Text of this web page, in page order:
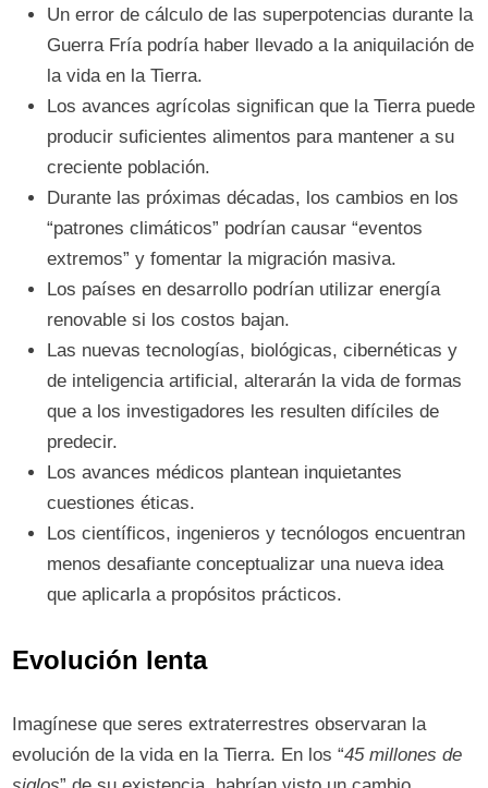
Un error de cálculo de las superpotencias durante la
Guerra Fría podría haber llevado a la aniquilación de
la vida en la Tierra.
Los avances agrícolas significan que la Tierra puede
producir suficientes alimentos para mantener a su
creciente población.
Durante las próximas décadas, los cambios en los
“patrones climáticos” podrían causar “eventos
extremos” y fomentar la migración masiva.
Los países en desarrollo podrían utilizar energía
renovable si los costos bajan.
Las nuevas tecnologías, biológicas, cibernéticas y
de inteligencia artificial, alterarán la vida de formas
que a los investigadores les resulten difíciles de
predecir.
Los avances médicos plantean inquietantes
cuestiones éticas.
Los científicos, ingenieros y tecnólogos encuentran
menos desafiante conceptualizar una nueva idea
que aplicarla a propósitos prácticos.
Evolución lenta
Imagínese que seres extraterrestres observaran la
evolución de la vida en la Tierra. En los “45 millones de